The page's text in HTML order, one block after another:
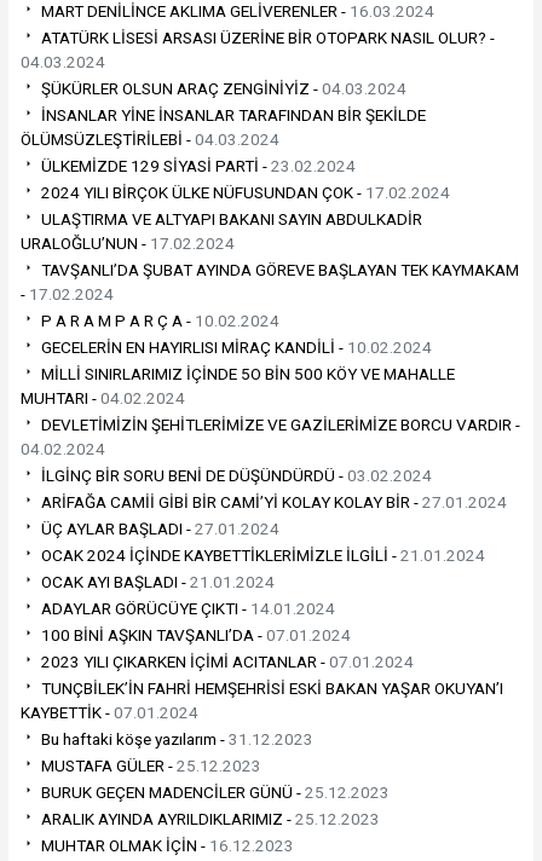
MART DENİLİNCE AKLIMA GELİVERENLER - 16.03.2024
ATATÜRK LİSESİ ARSASI ÜZERİNE BİR OTOPARK NASIL OLUR? -
04.03.2024
ŞÜKÜRLER OLSUN ARAÇ ZENGİNİYİZ -04.03.2024
İNSANLAR YİNE İNSANLAR TARAFINDAN BİR ŞEKİLDE
ÖLÜMSÜZLEŞTİRİLEBİ -04.03.2024
ÜLKEMİZDE 129 SİYASİ PARTİ -23.02.2024
2024 YILI BİRÇOK ÜLKE NÜFUSUNDAN ÇOK - 17.02.2024
ULAŞTIRMA VE ALTYAPI BAKANI SAYIN ABDULKADİR
URALOĞLU’NUN - 17.02.2024
TAVŞANLI’DA ŞUBAT AYINDA GÖREVE BAŞLAYAN TEK KAYMAKAM
- 17.02.2024
P A R A M P A R Ç A - 10.02.2024
GECELERİN EN HAYIRLISI MİRAÇ KANDİLİ - 10.02.2024
MİLLİ SINIRLARIMIZ İÇİNDE 5O BİN 500 KÖY VE MAHALLE
MUHTARI -04.02.2024
DEVLETİMİZİN ŞEHİTLERİMİZE VE GAZİLERİMİZE BORCU VARDIR -
04.02.2024
İLGİNÇ BİR SORU BENİ DE DÜŞÜNDÜRDÜ -03.02.2024
ARİFAĞA CAMİİ GİBİ BİR CAMİ’Yİ KOLAY KOLAY BİR -27.01.2024
ÜÇ AYLAR BAŞLADI -27.01.2024
OCAK 2024 İÇİNDE KAYBETTİKLERİMİZLE İLGİLİ -21.01.2024
OCAK AYI BAŞLADI -21.01.2024
ADAYLAR GÖRÜCÜYE ÇIKTI - 14.01.2024
100 BİNİ AŞKIN TAVŞANLI’DA -07.01.2024
2023 YILI ÇIKARKEN İÇİMİ ACITANLAR -07.01.2024
TUNÇBİLEK’İN FAHRİ HEMŞEHRİSİ ESKİ BAKAN YAŞAR OKUYAN’I
KAYBETTİK -07.01.2024
Bu haftaki köşe yazılarım -31.12.2023
MUSTAFA GÜLER -25.12.2023
BURUK GEÇEN MADENCİLER GÜNÜ -25.12.2023
ARALIK AYINDA AYRILDIKLARIMIZ -25.12.2023
MUHTAR OLMAK İÇİN - 16.12.2023